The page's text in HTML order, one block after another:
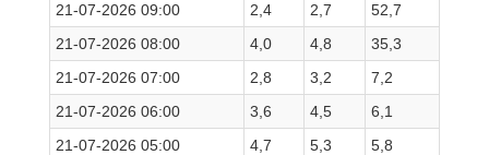
21-07-2026 09:00
2,4 2,7
52,7
21-07-2026 08:00
4,0 4,8
35,3
21-07-2026 07:00
2,8 3,2
7,2
21-07-2026 06:00
3,6 4,5
6,1
21-07-2026 05:00
4,7 5,3
5,8